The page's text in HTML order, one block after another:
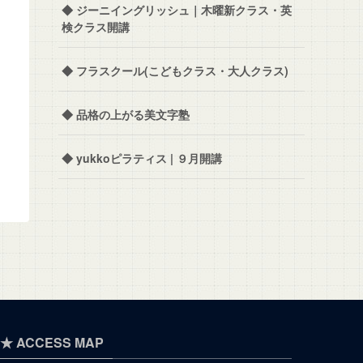
◆ ジーニイングリッシュ｜木曜新クラス・英
検クラス開講
◆ フラスクール(こどもクラス・大人クラス)
◆ 品格の上がる美文字塾
◆ yukkoピラティス | ９月開講
★ ACCESS MAP